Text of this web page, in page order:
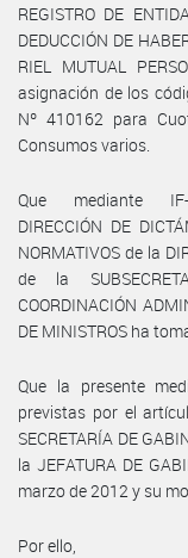
REGISTRO DE
DEDUCCIÓN DE
RIEL MUTUAL
asignación de los
Nº 410162 para
Consumos varios.
Que mediante IF-
DIRECCIÓN DE
NORMATIVOS de la
de la
COORDINACIÓN
DE MINISTROS ha
Que la presente
previstas por el
SECRETARÍA DE
la JEFATURA DE
marzo de 2012 y su
Por ello,